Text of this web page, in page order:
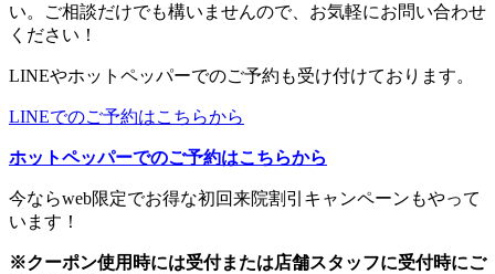
い。ご相談だけでも構いませんので、お気軽にお問い合わせ
ください！
LINEやホットペッパーでのご予約も受け付けております。
LINEでのご予約はこちらから
ホットペッパーでのご予約はこちらから
今ならweb限定でお得な初回来院割引キャンペーンもやって
います！
※クーポン使用時には受付または店舗スタッフに受付時にご